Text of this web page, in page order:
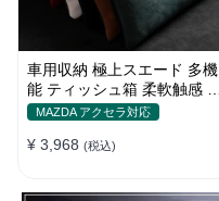
車用収納 極上スエード 多機
能 ティッシュ箱 柔軟触感 高
級品 防塵 おしゃれ Alcantara
MAZDA アクセラ対応
¥ 3,968 (税込)